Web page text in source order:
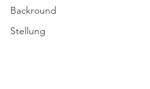
Backround
Stellung